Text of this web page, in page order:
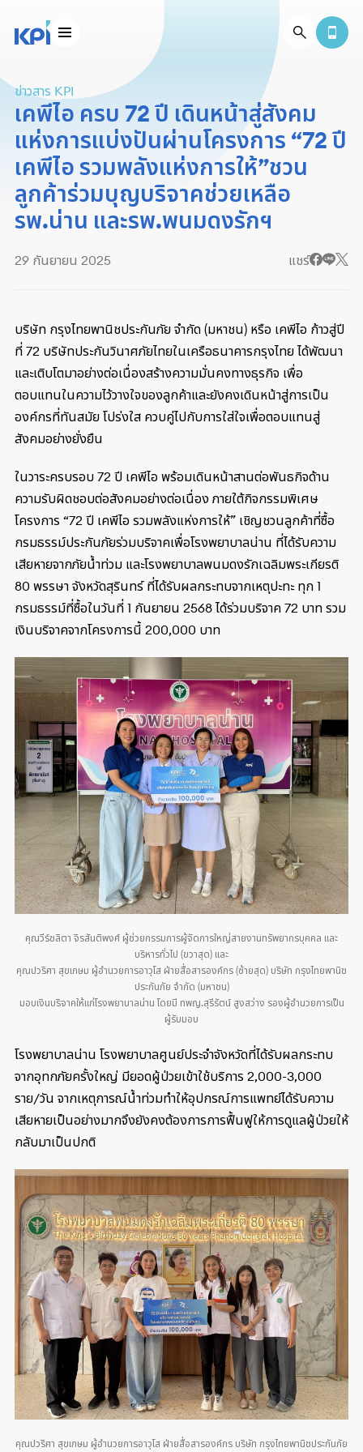
ข่าวสาร KPI
เคพีไอ ครบ 72 ปี เดินหน้าสู่สังคม
แห่งการแบ่งปันผ่านโครงการ “72 ปี
เคพีไอ รวมพลังแห่งการให้”ชวน
ลูกค้าร่วมบุญบริจาคช่วยเหลือ
รพ.น่าน และรพ.พนมดงรักฯ
29 กันยายน 2025 แชร์
บริษัท กรุงไทยพานิชประกันภัย จำกัด (มหาชน) หรือ เคพีไอ ก้าวสู่ปี
ที่ 72 บริษัทประกันวินาศภัยไทยในเครือธนาคารกรุงไทย ได้พัฒนา
และเติบโตมาอย่างต่อเนื่องสร้างความมั่นคงทางธุรกิจ เพื่อ
ตอบแทนในความไว้วางใจของลูกค้าและยังคงเดินหน้าสู่การเป็น
องค์กรที่ทันสมัย โปร่งใส ควบคู่ไปกับการใส่ใจเพื่อตอบแทนสู่
สังคมอย่างยั่งยืน
ในวาระครบรอบ 72 ปี เคพีไอ พร้อมเดินหน้าสานต่อพันธกิจด้าน
ความรับผิดชอบต่อสังคมอย่างต่อเนื่อง ภายใต้กิจกรรมพิเศษ
โครงการ “72 ปี เคพีไอ รวมพลังแห่งการให้” เชิญชวนลูกค้าที่ซื้อ
กรมธรรม์ประกันภัยร่วมบริจาคเพื่อโรงพยาบาลน่าน ที่ได้รับความ
เสียหายจากภัยน้ำท่วม และโรงพยาบาลพนมดงรักเฉลิมพระเกียรติ
80 พรรษา จังหวัดสุรินทร์ ที่ได้รับผลกระทบจากเหตุปะทะ ทุก 1
กรมธรรม์ที่ซื้อในวันที่ 1 กันยายน 2568 ได้ร่วมบริจาค 72 บาท รวม
เงินบริจาคจากโครงการนี้ 200,000 บาท
คุณวีร์ชลิตา จิรสันติพงศ์ ผู้ช่วยกรรมการผู้จัดการใหญ่สายงานทรัพยากรบุคคล และ
บริหารทั่วไป (ขวาสุด) และ
คุณปวริศา สุขเกษม ผู้อำนวยการอาวุโส ฝ่ายสื่อสารองค์กร (ซ้ายสุด) บริษัท กรุงไทยพานิช
ประกันภัย จำกัด (มหาชน)
มอบเงินบริจาคให้แก่โรงพยาบาลน่าน โดยมี ทพญ.สุรีรัตน์ สูงสว่าง รองผู้อำนวยการเป็น
ผู้รับมอบ
โรงพยาบาลน่าน โรงพยาบาลศูนย์ประจำจังหวัดที่ได้รับผลกระทบ
จากอุทกภัยครั้งใหญ่ มียอดผู้ป่วยเข้าใช้บริการ 2,000-3,000
ราย/วัน จากเหตุการณ์น้ำท่วมทำให้อุปกรณ์การแพทย์ได้รับความ
เสียหายเป็นอย่างมากจึงยังคงต้องการการฟื้นฟูให้การดูแลผู้ป่วยให้
กลับมาเป็นปกติ
คุณปวริศา สุขเกษม ผู้อำนวยการอาวุโส ฝ่ายสื่อสารองค์กร บริษัท กรุงไทยพานิชประกันภัย